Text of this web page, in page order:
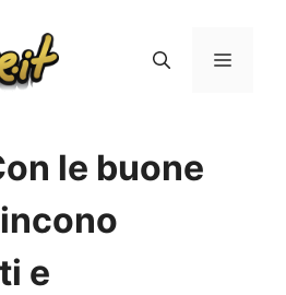
Menu
le buone
e